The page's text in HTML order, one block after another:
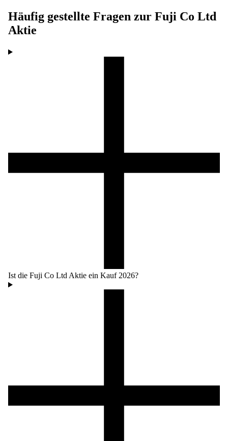
Häufig gestellte Fragen zur Fuji Co Ltd
Aktie
Ist die Fuji Co Ltd Aktie ein Kauf 2026?